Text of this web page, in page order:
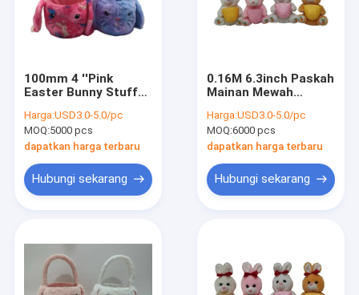
100mm 4 ''Pink
Easter Bunny Stuffed
Toy Dengan
Keranjang
Harga:USD3.0-5.0/pc
MOQ:5000 pcs
dapatkan harga terbaru
Hubungi sekarang
0.16M 6.3inch Paskah
Mainan Mewah
Boneka Memegang
Keranjang
Harga:USD3.0-5.0/pc
MOQ:6000 pcs
dapatkan harga terbaru
Hubungi sekarang